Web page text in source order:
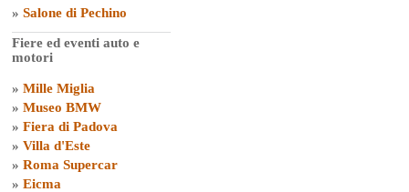
» Salone di Pechino
Fiere ed eventi auto e
motori
» Mille Miglia
» Museo BMW
» Fiera di Padova
» Villa d'Este
» Roma Supercar
» Eicma